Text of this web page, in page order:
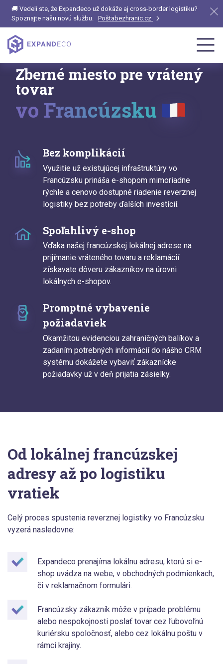
🚚 Vedeli ste, že Expandeco už dokáže aj cross-border logistiku?
Spoznajte našu novú službu. Poštabezhranic.cz
Zberné miesto pre vrátený
tovar
vo Francúzsku
Bez komplikácií
Využitie už existujúcej infraštruktúry vo
Francúzsku prináša e-shopom mimoriadne
rýchle a cenovo dostupné riadenie reverznej
logistiky bez potreby ďalších investícií.
Spoľahlivý e-shop
Vďaka našej francúzskej lokálnej adrese na
prijímanie vráteného tovaru a reklamácií
získavate dôveru zákazníkov na úrovni
lokálnych e-shopov.
Promptné vybavenie
požiadaviek
Okamžitou evidenciou zahraničných balíkov a
zadaním potrebných informácií do nášho CRM
systému dokážete vybaviť zákaznícke
požiadavky už v deň prijatia zásielky.
Od lokálnej francúzskej
adresy až po logistiku
vratiek
Celý proces spustenia reverznej logistiky vo Francúzsku
vyzerá nasledovne:
Expandeco prenajíma lokálnu adresu, ktorú si e-
shop uvádza na webe, v obchodných podmienkach,
či v reklamačnom formulári.
Francúzsky zákazník môže v prípade problému
alebo nespokojnosti poslať tovar cez ľubovoľnú
kuriérsku spoločnosť, alebo cez lokálnu poštu v
rámci krajiny.